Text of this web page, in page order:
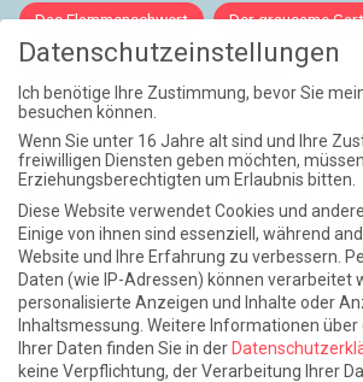
Das Flammenschwert Der grausame
NIEMALS UND AUCH DANN NICHT
Weite Reisen
Atlantische Turbulenzen DIE ELF
Die Zeit der Ringelblumen ist vorbei
Fast am Ziel Frühling in Florenz In
Leben lernen / Ein Versuch Trinken.
Triple-Edinburgher mit Ketchup WACHS!
Datenschutzeinstellungen
Ich benötige Ihre Zustimmung, bevor Sie
besuchen können.
Wenn Sie unter 16 Jahre alt sind und Ihre
freiwilligen Diensten geben möchten,
Erziehungsberechtigten um Erlaubnis bitten.
Diese Website verwendet Cookies und
Einige von ihnen sind essenziell, während
Website und Ihre Erfahrung zu verbessern.
Daten (wie IP-Adressen) können verarbeitet
personalisierte Anzeigen und Inhalte oder
Inhaltsmessung. Weitere Informationen über
Ihrer Daten finden Sie in der
keine Verpflichtung, der Verarbeitung Ihrer